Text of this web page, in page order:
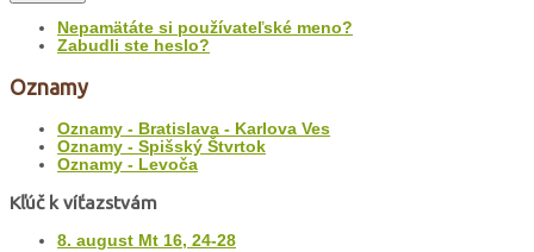
Nepamätáte si používateľské meno?
Zabudli ste heslo?
Oznamy
Oznamy - Bratislava - Karlova Ves
Oznamy - Spišský Štvrtok
Oznamy - Levoča
Kľúč k víťazstvám
8. august Mt 16, 24-28